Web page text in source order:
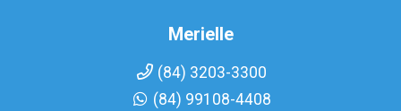
Merielle
(84) 3203-3300
(84) 99108-4408